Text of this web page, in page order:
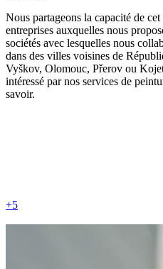
Nous partageons la capacité de
entreprises auxquelles nous
sociétés avec lesquelles nous
dans des villes voisines de
Vyškov, Olomouc, Přerov ou
intéressé par nos services de
savoir.
+5